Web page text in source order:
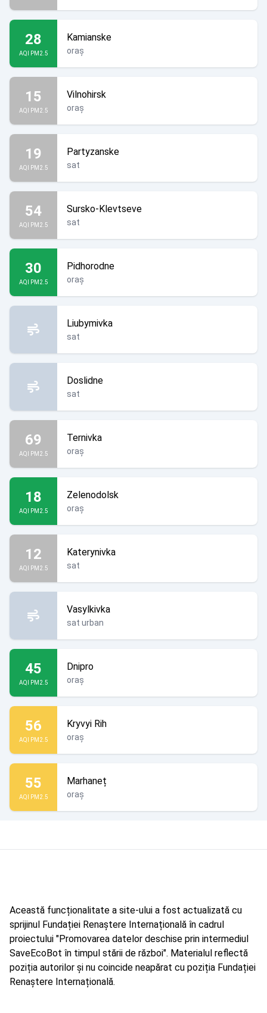
28
AQI PM2.5
Kamianske
oraș
15
AQI PM2.5
Vilnohirsk
oraș
19
AQI PM2.5
Partyzanske
sat
54
AQI PM2.5
Sursko-Klevtseve
sat
30
AQI PM2.5
Pidhorodne
oraș
Liubymivka
sat
Doslidne
sat
69
AQI PM2.5
Ternivka
oraș
18
AQI PM2.5
Zelenodolsk
oraș
12
AQI PM2.5
Katerynivka
sat
Vasylkivka
sat urban
45
AQI PM2.5
Dnipro
oraș
56
AQI PM2.5
Kryvyi Rih
oraș
55
AQI PM2.5
Marhaneț
oraș
Această funcționalitate a site-ului a fost actualizată cu
sprijinul Fundației Renaștere Internațională în cadrul
proiectului "Promovarea datelor deschise prin intermediul
SaveEcoBot în timpul stării de război". Materialul reflectă
poziția autorilor și nu coincide neapărat cu poziția Fundației
Renaștere Internațională.